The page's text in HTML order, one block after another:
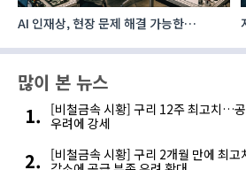
지정학 위기 속 ‘북미 LNG’ 주목…한국,
많이 본 뉴스
[비철금속 시황] 구리 12주 최고치…
우려에 강세
[비철금속 시황] 구리 2개월 만에 최